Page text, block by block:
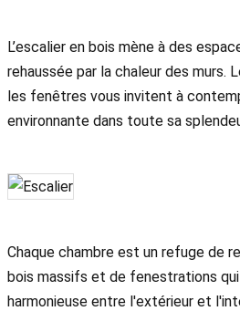
L’escalier en bois mène à des
rehaussée par la chaleur des murs.
les fenêtres vous invitent à
environnante dans toute sa
Chaque chambre est un refuge de
bois massifs et de fenestrations
harmonieuse entre l'extérieur et